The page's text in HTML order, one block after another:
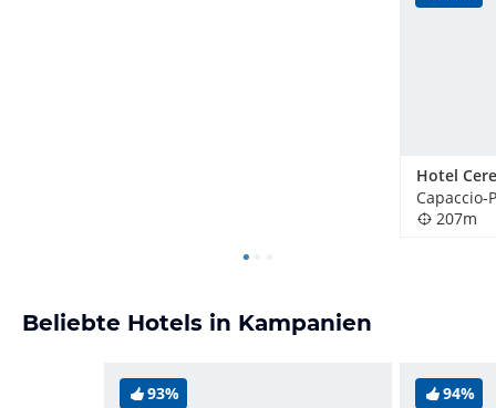
Hotel
Capaccio-
207m
Beliebte Hotels in Kampanien
93% 94%